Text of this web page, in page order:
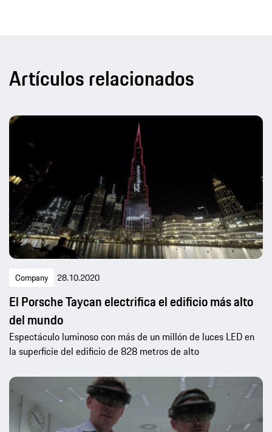
Artículos relacionados
Company 28.10.2020
El Porsche Taycan electrifica el edificio más alto
del mundo
Espectáculo luminoso con más de un millón de luces LED en
la superficie del edificio de 828 metros de alto